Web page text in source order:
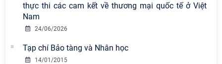
thực thi các cam kết về thương mại quốc tế ở Việt
Nam
24/06/2026
Tạp chí Bảo tàng và Nhân học
14/01/2015